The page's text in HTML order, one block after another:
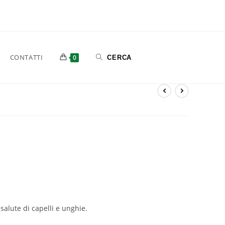
CONTATTI 0
di capelli e unghie.